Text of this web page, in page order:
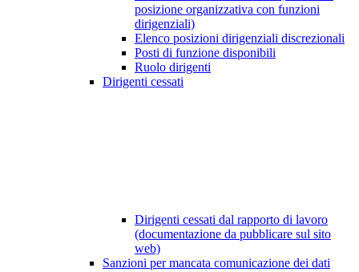
posizione organizzativa con funzioni
dirigenziali)
Elenco posizioni dirigenziali discrezionali
Posti di funzione disponibili
Ruolo dirigenti
Dirigenti cessati
Dirigenti cessati dal rapporto di lavoro
(documentazione da pubblicare sul sito
web)
Sanzioni per mancata comunicazione dei dati